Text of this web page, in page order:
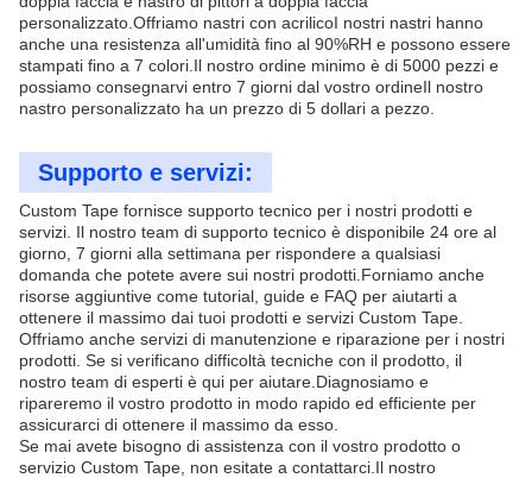
personalizzato.Offriamo nastri con acrilicoI nostri nastri hanno
anche una resistenza all'umidità fino al 90%RH e possono essere
stampati fino a 7 colori.Il nostro ordine minimo è di 5000 pezzi e
possiamo consegnarvi entro 7 giorni dal vostro ordineIl nostro
nastro personalizzato ha un prezzo di 5 dollari a pezzo.
Supporto e servizi:
Custom Tape fornisce supporto tecnico per i nostri prodotti e
servizi. Il nostro team di supporto tecnico è disponibile 24 ore al
giorno, 7 giorni alla settimana per rispondere a qualsiasi
domanda che potete avere sui nostri prodotti.Forniamo anche
risorse aggiuntive come tutorial, guide e FAQ per aiutarti a
ottenere il massimo dai tuoi prodotti e servizi Custom Tape.
Offriamo anche servizi di manutenzione e riparazione per i nostri
prodotti. Se si verificano difficoltà tecniche con il prodotto, il
nostro team di esperti è qui per aiutare.Diagnosiamo e
ripareremo il vostro prodotto in modo rapido ed efficiente per
assicurarci di ottenere il massimo da esso.
Se mai avete bisogno di assistenza con il vostro prodotto o
servizio Custom Tape, non esitate a contattarci.Il nostro